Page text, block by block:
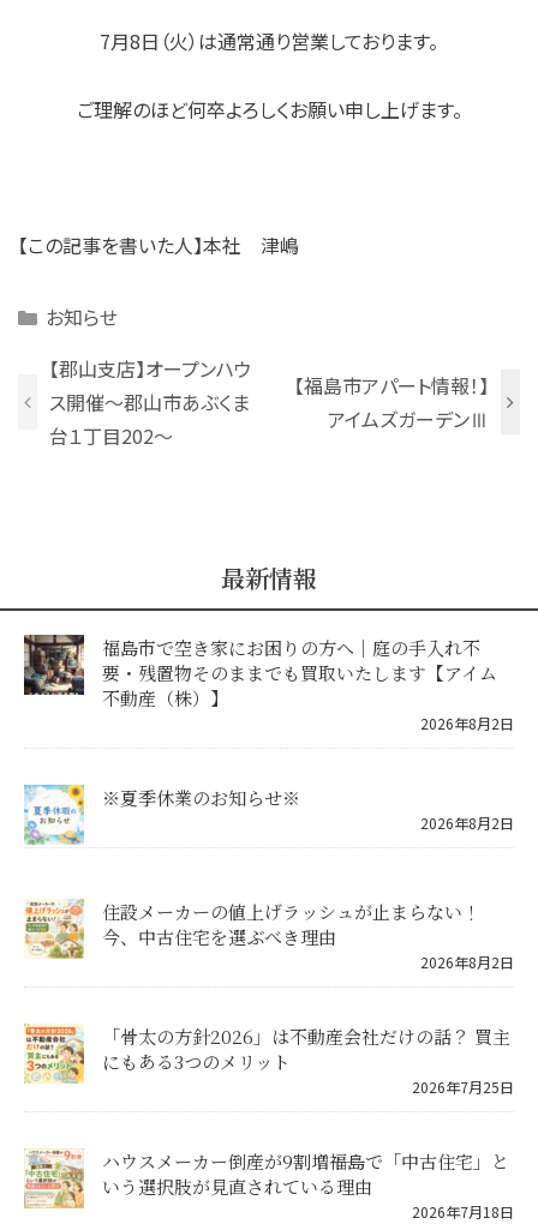
7月8日（火）は通常通り営業しております。
ご理解のほど何卒よろしくお願い申し上げます。
【この記事を書いた人】本社 津嶋
Categories
お知らせ
【郡山支店】オープンハウ
ス開催～郡山市あぶくま
台１丁目202～
【福島市アパート情報！】
アイムズガーデンⅢ
最新情報
福島市で空き家にお困りの方へ｜庭の手入れ不
要・残置物そのままでも買取いたします【アイム
不動産（株）】
2026年8月2日
※夏季休業のお知らせ※
2026年8月2日
住設メーカーの値上げラッシュが止まらない！
今、中古住宅を選ぶべき理由
2026年8月2日
「骨太の方針2026」は不動産会社だけの話？ 買主
にもある3つのメリット
2026年7月25日
ハウスメーカー倒産が9割増――福島で「中古住宅」と
いう選択肢が見直されている理由
2026年7月18日